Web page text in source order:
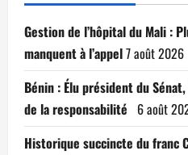
Gestion de l’hôpital du Mali :
manquent à l’appel7 août 2026
Bénin : Élu président du
de la responsabilité 6 août
Historique succincte du franc